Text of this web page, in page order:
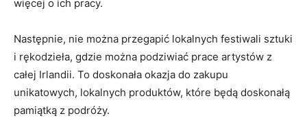
więcej o ich pracy.
Następnie, nie‌ można przegapić lokalnych festiwali sztuki
i rękodzieła, gdzie można podziwiać prace artystów z
całej ‍Irlandii. To doskonała okazja do​ zakupu
unikatowych, lokalnych produktów,‍ które będą doskonałą
pamiątką z podróży.